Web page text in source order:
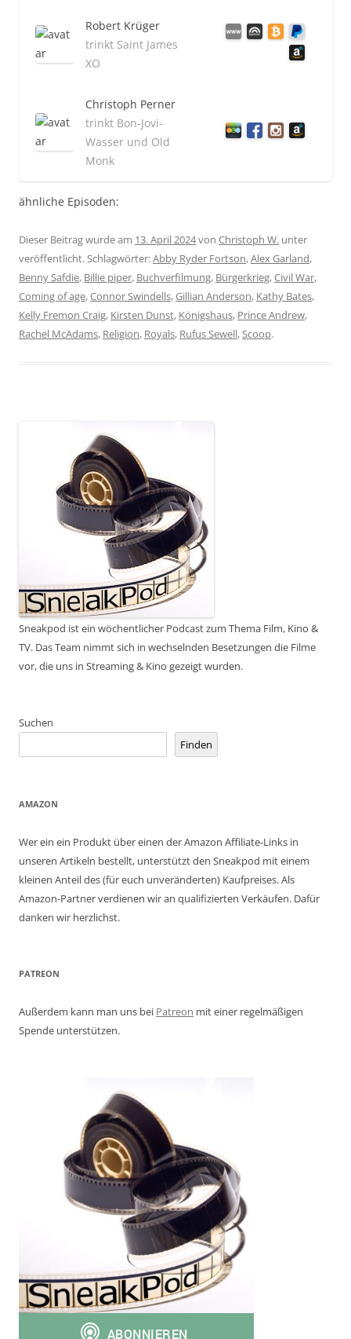
Robert Krüger
trinkt Saint James
XO
Christoph Perner
trinkt Bon-Jovi-
Wasser und Old
Monk
ähnliche Episoden:
Dieser Beitrag wurde am 13. April 2024von Christoph W. unter
veröffentlicht. Schlagwörter:Abby Ryder Fortson,Alex Garland,
Benny Safdie, Billie piper, Buchverfilmung, Bürgerkrieg,Civil War,
Coming of age,Connor Swindells,Gillian Anderson, Kathy Bates,
Kelly Fremon Craig, Kirsten Dunst, Königshaus, Prince Andrew,
Rachel McAdams, Religion, Royals, Rufus Sewell,Scoop.
Sneakpod ist ein wöchentlicher Podcast zum Thema Film, Kino &
TV. Das Team nimmt sich in wechselnden Besetzungen die Filme
vor, die uns in Streaming & Kino gezeigt wurden.
Suchen
Finden
AMAZON
Wer ein ein Produkt über einen der Amazon Affiliate-Links in
unseren Artikeln bestellt, unterstützt den Sneakpod mit einem
kleinen Anteil des (für euch unveränderten) Kaufpreises. Als
Amazon-Partner verdienen wir an qualifizierten Verkäufen. Dafür
danken wir herzlichst.
PATREON
Außerdem kann man uns bei Patreon mit einer regelmäßigen
Spende unterstützen.